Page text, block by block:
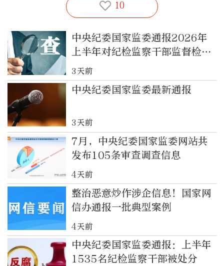
10
中央纪委国家监委通报2026年
上半年对纪检监察干部监督检查
审查调查情况
3天前
中央纪委国家监委最新通报
3天前
7月，中央纪委国家监委网站共
发布105条审查调查信息
4天前
整治恶意炒作涉企信息！国家网
信办通报一批典型案例
4天前
中央纪委国家监委通报：上半年
1535名纪检监察干部被处分